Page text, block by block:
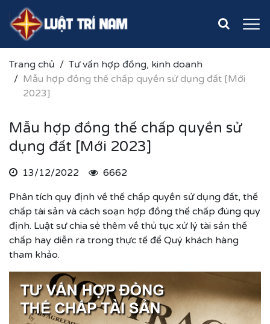
Trang chủ
Tư vấn hợp đồng, kinh doanh
Mẫu hợp đồng thế chấp quyền sử dụng đất [Mới
2023]
Mẫu hợp đồng thế chấp quyền sử
dụng đất [Mới 2023]
13/12/2022
6662
Phân tích quy định về thế chấp quyền sử dụng đất, thế
chấp tài sản và cách soạn hợp đồng thế chấp đúng quy
định. Luật sư chia sẻ thêm về thủ tục xử lý tài sản thế
chấp hay diễn ra trong thực tế để Quý khách hàng
tham khảo.